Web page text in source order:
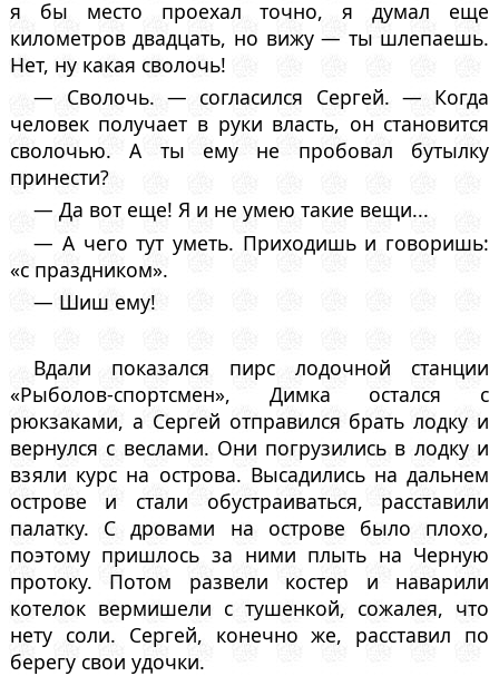
я бы место проехал точно, я думал еще
километров двадцать, но вижу — ты шлепаешь.
Нет, ну какая сволочь!
— Сволочь. — согласился Сергей. — Когда
человек получает в руки власть, он становится
сволочью. А ты ему не пробовал бутылку
принести?
— Да вот еще! Я и не умею такие вещи...
— А чего тут уметь. Приходишь и говоришь:
«с праздником».
— Шиш ему!
Вдали показался пирс лодочной станции
«Рыболов-спортсмен», Димка остался с
рюкзаками, а Сергей отправился брать лодку и
вернулся с веслами. Они погрузились в лодку и
взяли курс на острова. Высадились на дальнем
острове и стали обустраиваться, расставили
палатку. С дровами на острове было плохо,
поэтому пришлось за ними плыть на Черную
протоку. Потом развели костер и наварили
котелок вермишели с тушенкой, сожалея, что
нету соли. Сергей, конечно же, расставил по
берегу свои удочки.